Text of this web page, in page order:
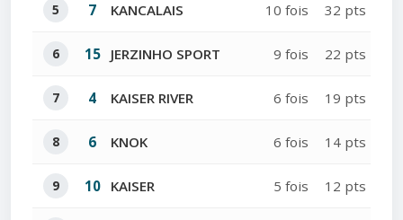
5 7 KANCALAIS 10 fois 32 pts
6 15 JERZINHO SPORT 9 fois 22 pts
7 4 KAISER RIVER 6 fois 19 pts
8 6 KNOK 6 fois 14 pts
9 10 KAISER 5 fois 12 pts